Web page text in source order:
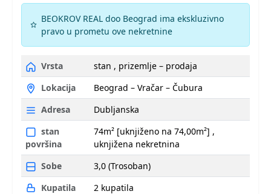
BEOKROV REAL doo Beograd ima ekskluzivno
pravo u prometu ove nekretnine
Vrsta
stan , prizemlje – prodaja
Lokacija
Beograd – Vračar – Čubura
Adresa
Dubljanska
stan
površina
74m² [uknjiženo na 74,00m²] ,
uknjižena nekretnina
Sobe
3,0 (Trosoban)
Kupatila
2 kupatila